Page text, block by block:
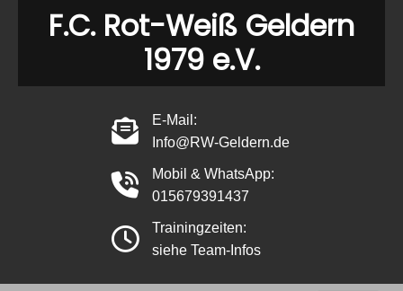
F.C. Rot-Weiß Geldern
1979 e.V.
E-Mail:
Info@RW-Geldern.de
Mobil & WhatsApp:
015679391437
Trainingzeiten:
siehe Team-Infos